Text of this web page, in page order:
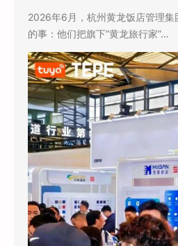
2026年6月，杭州黄龙饭店管理集
的事：他们把旗下”黄龙旅行家”…